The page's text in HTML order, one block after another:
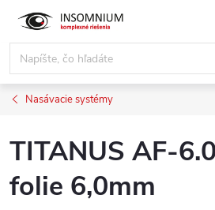
obsah
Nasávacie systémy
TITANUS AF-
folie 6,0mm
www.insomnium.sk - Chat